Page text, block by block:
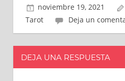
noviembre 19, 2021
Tarot
Deja un
DEJA UNA RESPUESTA